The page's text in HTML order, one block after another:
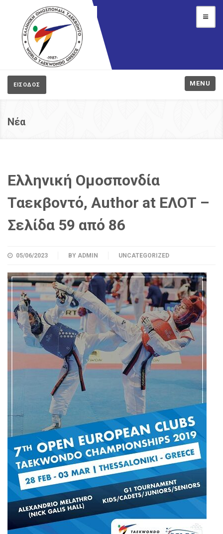
ΕΙΣΟΔΟΣ MENU
Νέα
Ελληνική Ομοσπονδία
Ταεκβοντό, Author at ΕΛΟΤ –
Σελίδα 59 από 86
05/06/2023 BY ADMIN UNCATEGORIZED